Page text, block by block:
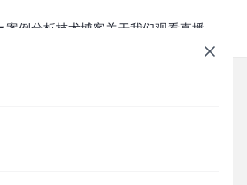
案例分析技术博客关于我们观看直播